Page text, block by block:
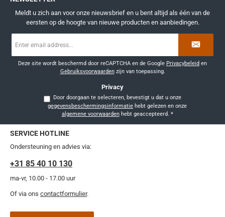
Meldt u zich aan voor onze nieuwsbrief en u bent altijd als één van de
eersten op de hoogte van nieuwe producten en aanbiedingen.
mailadres
Deze site wordt beschermd door reCAPTCHA en de Google Privacybeleid en
Gebruiksvoorwaardenzijn van toepassing.
Privacy
Door doorgaan te selecteren, bevestigt u dat u onze
gegevensbeschermingsinformatie
algemene voorwaardenhebt geaccepteerd. *
SERVICE HOTLINE
Ondersteuning en advies via:
+31 85 40 10 130
ma-vr, 10.00 - 17.00 uur
Of via ons contactformulier.